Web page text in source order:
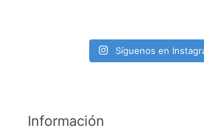
Síguenos en
Información